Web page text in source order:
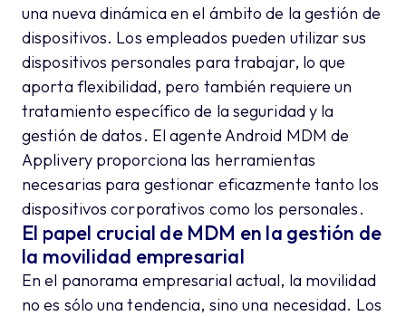
una nueva dinámica en el ámbito de la gestión de
dispositivos. Los empleados pueden utilizar sus
dispositivos personales para trabajar, lo que
aporta flexibilidad, pero también requiere un
tratamiento específico de la seguridad y la
gestión de datos. El agente Android MDM de
Applivery proporciona las herramientas
necesarias para gestionar eficazmente tanto los
dispositivos corporativos como los personales.
El papel crucial de MDM en la gestión de
la movilidad empresarial
En el panorama empresarial actual, la movilidad
no es sólo una tendencia, sino una necesidad. Los